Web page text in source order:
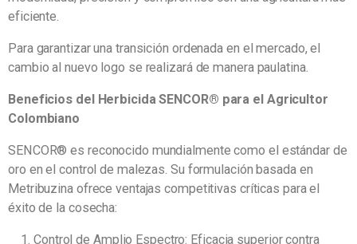
eficiente.
Para garantizar una transición ordenada en el mercado, el
cambio al nuevo logo se realizará de manera paulatina.
Beneficios del Herbicida SENCOR® para el Agricultor
Colombiano
SENCOR® es reconocido mundialmente como el estándar de
oro en el control de malezas. Su formulación basada en
Metribuzina ofrece ventajas competitivas críticas para el
éxito de la cosecha:
Control de Amplio Espectro: Eficacia superior contra